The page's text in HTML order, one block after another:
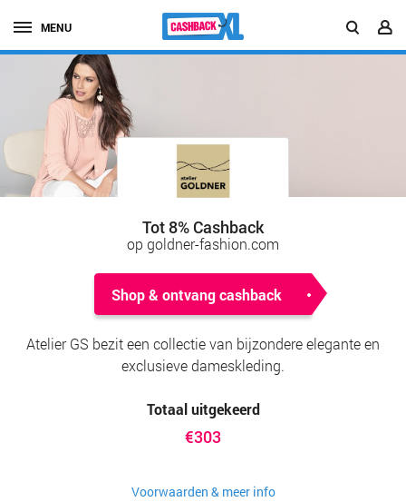
MENU
Tot 8% Cashback
op goldner-fashion.com
Shop & ontvang cashback
Atelier GS bezit een collectie van bijzondere elegante en
exclusieve dameskleding.
Totaal uitgekeerd
€303
Voorwaarden & meer info